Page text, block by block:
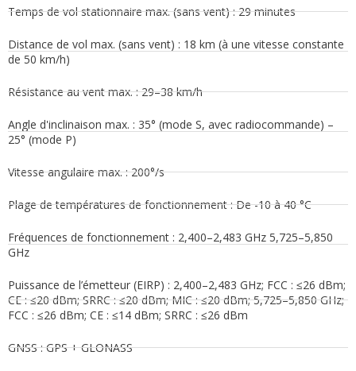
Temps de vol stationnaire max. (sans vent) : 29 minutes
Distance de vol max. (sans vent) : 18 km (à une vitesse constante
de 50 km/h)
Résistance au vent max. : 29–38 km/h
Angle d'inclinaison max. : 35° (mode S, avec radiocommande) –
25° (mode P)
Vitesse angulaire max. : 200°/s
Plage de températures de fonctionnement : De -10 à 40 °C
Fréquences de fonctionnement : 2,400–2,483 GHz 5,725–5,850
GHz
Puissance de l’émetteur (EIRP) : 2,400–2,483 GHz; FCC : ≤26 dBm;
CE : ≤20 dBm; SRRC : ≤20 dBm; MIC : ≤20 dBm; 5,725–5,850 GHz;
FCC : ≤26 dBm; CE : ≤14 dBm; SRRC : ≤26 dBm
GNSS : GPS + GLONASS